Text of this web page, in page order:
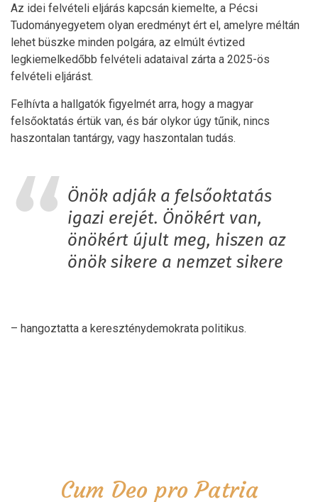
Az idei felvételi eljárás kapcsán kiemelte, a Pécsi
Tudományegyetem olyan eredményt ért el, amelyre méltán
lehet büszke minden polgára, az elmúlt évtized
legkiemelkedőbb felvételi adataival zárta a 2025-ös
felvételi eljárást.
Felhívta a hallgatók figyelmét arra, hogy a magyar
felsőoktatás értük van, és bár olykor úgy tűnik, nincs
haszontalan tantárgy, vagy haszontalan tudás.
Önök adják a felsőoktatás
igazi erejét. Önökért van,
önökért újult meg, hiszen az
önök sikere a nemzet sikere
– hangoztatta a kereszténydemokrata politikus.
Cum Deo pro Patria